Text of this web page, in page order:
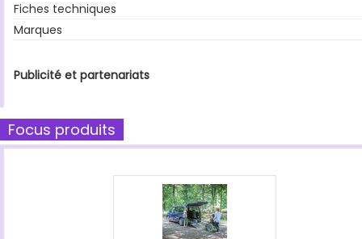
Fiches techniques
Marques
Publicité et partenariats
Focus produits